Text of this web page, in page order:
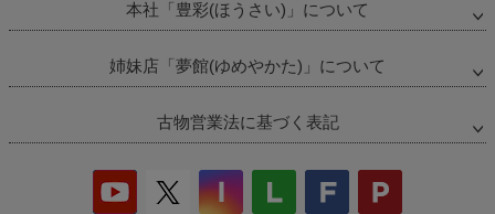
本社「豊彩(ほうさい)」について
姉妹店「夢館(ゆめやかた)」について
古物営業法に基づく表記